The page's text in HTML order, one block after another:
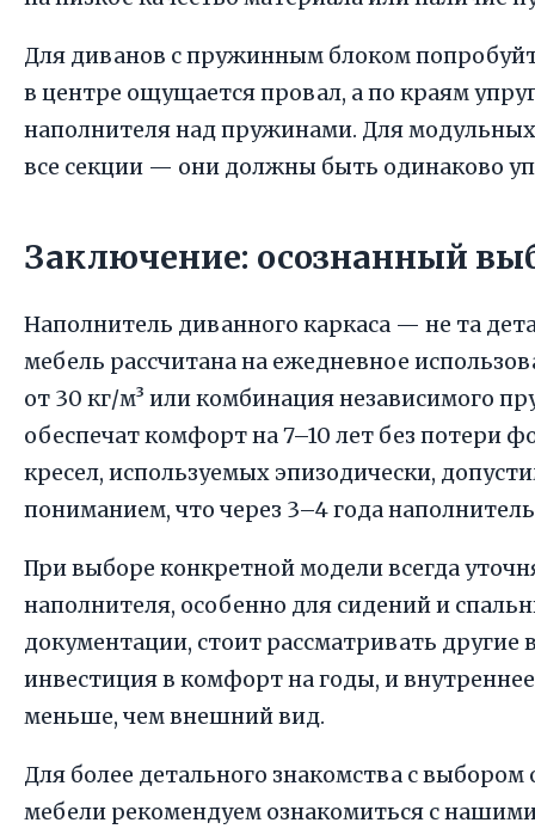
Для диванов с пружинным блоком
в центре ощущается провал, а по краям
наполнителя над пружинами. Для
все секции — они должны быть одинаково
Заключение: осознанный
Наполнитель диванного каркаса — не та
мебель рассчитана на ежедневное
от 30 кг/м³ или комбинация независимого
обеспечат комфорт на 7–10 лет без потери
кресел, используемых эпизодически,
пониманием, что через 3–4 года
При выборе конкретной модели всегда
наполнителя, особенно для сидений и
документации, стоит рассматривать
инвестиция в комфорт на годы, и
меньше, чем внешний вид.
Для более детального знакомства с
мебели рекомендуем ознакомиться с